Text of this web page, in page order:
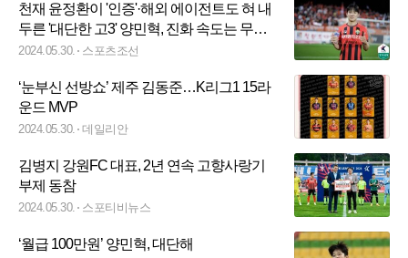
천재 윤정환이 '인증'·해외 에이전트도 혀 내
두른 '대단한 고3' 양민혁, 진화 속도는 무서
울 지경
2024.05.30. 스포츠조선
‘눈부신 선방쇼’ 제주 김동준…K리그1 15라
운드 MVP
2024.05.30. 데일리안
김병지 강원FC 대표, 2년 연속 고향사랑기
부제 동참
2024.05.30. 스포티비뉴스
‘월급 100만원’ 양민혁, 대단해